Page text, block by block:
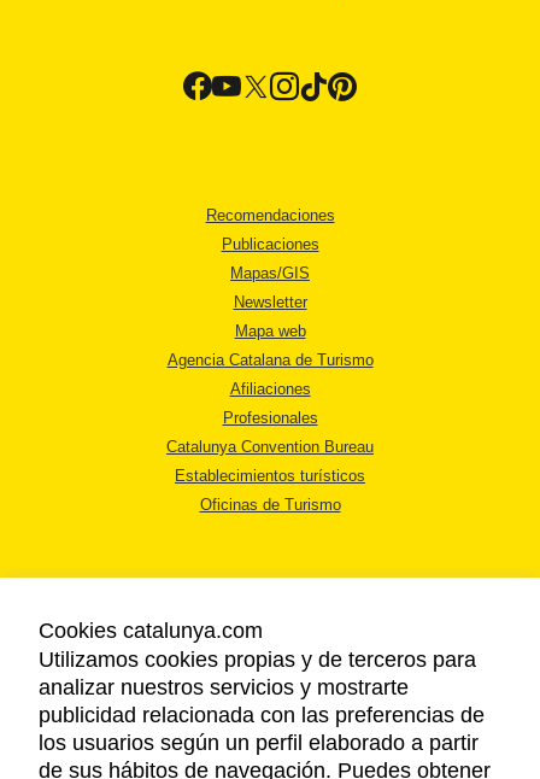
Recomendaciones
Publicaciones
Mapas/GIS
Newsletter
Mapa web
Agencia Catalana de Turismo
Afiliaciones
Profesionales
Catalunya Convention Bureau
Establecimientos turísticos
Oficinas de Turismo
AVISO LEGAL
POLÍTICA DE PRIVACIDAD
COOKIES
ACCESSIBILIDAD
Cookies catalunya.com
Utilizamos cookies propias y de terceros para
analizar nuestros servicios y mostrarte
publicidad relacionada con las preferencias de
los usuarios según un perfil elaborado a partir
de sus hábitos de navegación. Puedes obtener